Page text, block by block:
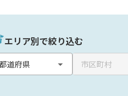
エリア別で絞り込む